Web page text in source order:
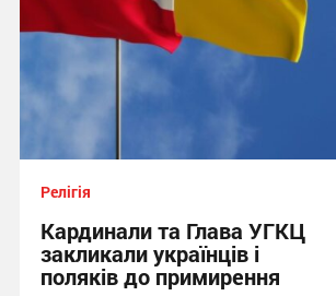
Релігія
Кардинали та Глава УГКЦ
закликали українців і
поляків до примирення